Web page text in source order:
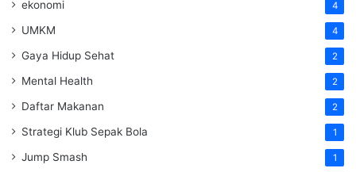
ekonomi 4
UMKM 4
Gaya Hidup Sehat 2
Mental Health 2
Daftar Makanan 2
Strategi Klub Sepak Bola 1
Jump Smash 1